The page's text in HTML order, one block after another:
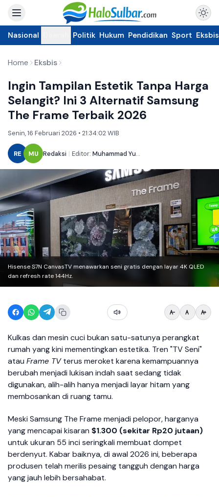
Nasional Politik Hukum Pendidikan Sport Eksbis
Home Eksbis
Ingin Tampilan Estetik Tanpa Harga
Selangit? Ini 3 Alternatif Samsung
The Frame Terbaik 2026
Senin, 16 Februari 2026 • 21:34:02 WIB
RE MU Redaksi | Editor: Muhammad Yusuf
Hisense S7N CanvasTV menawarkan seni gratis dengan layar 4K QLED
dan refresh rate 144Hz.
Kulkas dan mesin cuci bukan satu-satunya perangkat
rumah yang kini mementingkan estetika. Tren "TV Seni"
atau Frame TVterus meroket karena kemampuannya
berubah menjadi lukisan indah saat sedang tidak
digunakan, alih-alih hanya menjadi layar hitam yang
membosankan di ruang tamu.
Meski Samsung The Frame menjadi pelopor, harganya
yang mencapai kisaran $1.300 (sekitar Rp20 jutaan)
untuk ukuran 55 inci seringkali membuat dompet
berdenyut. Kabar baiknya, di awal 2026 ini, beberapa
produsen telah merilis pesaing tangguh dengan harga
yang jauh lebih bersahabat.